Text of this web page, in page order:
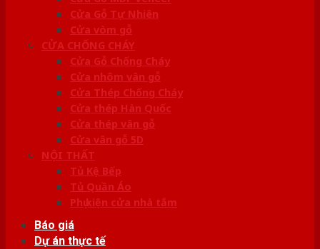
Cửa Gỗ Tự Nhiên
Cửa vòm gỗ
CỬA CHỐNG CHÁY
Cửa Gỗ Chống Cháy
Cửa nhôm vân gỗ
Cửa Thép Chống Cháy
Cửa thép Hàn Quốc
Cửa thép vân gỗ
Cửa vân gỗ 5D
NỘI THẤT
Tủ Kệ Bếp
Tủ Quần Áo
Phụ kiện cửa nhà tắm
Báo giá
Dự án thực tế